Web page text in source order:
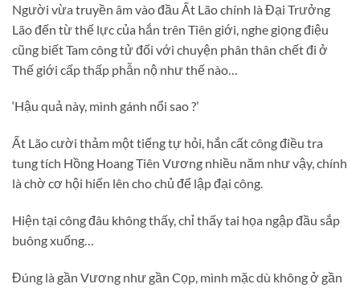
Người vừa truyền âm vào đầu Ất Lão chính là Đại Trưởng
Lão đến từ thế lực của hắn trên Tiên giới, nghe giọng điệu
cũng biết Tam công tử đối với chuyện phân thân chết đi ở
Thế giới cấp thấp phẫn nộ như thế nào…
‘Hậu quả này, mình gánh nổi sao ?’
Ất Lão cười thảm một tiếng tự hỏi, hắn cất công điều tra
tung tích Hồng Hoang Tiên Vương nhiều năm như vậy, chính
là chờ cơ hội hiến lên cho chủ để lập đại công.
Hiện tại công đâu không thấy, chỉ thấy tai họa ngập đầu sắp
buông xuống…
Đúng là gần Vương như gần Cọp, mình mặc dù không ở gần